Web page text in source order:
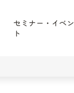
セミナー・イベン
ト